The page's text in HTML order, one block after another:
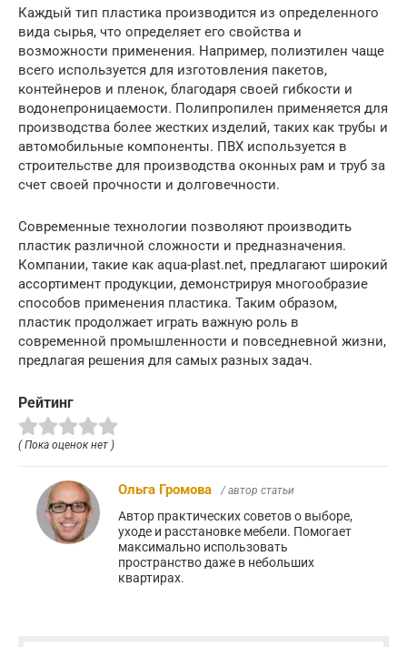
Каждый тип пластика производится из определенного
вида сырья, что определяет его свойства и
возможности применения. Например, полиэтилен чаще
всего используется для изготовления пакетов,
контейнеров и пленок, благодаря своей гибкости и
водонепроницаемости. Полипропилен применяется для
производства более жестких изделий, таких как трубы и
автомобильные компоненты. ПВХ используется в
строительстве для производства оконных рам и труб за
счет своей прочности и долговечности.
Современные технологии позволяют производить
пластик различной сложности и предназначения.
Компании, такие как aqua-plast.net, предлагают широкий
ассортимент продукции, демонстрируя многообразие
способов применения пластика. Таким образом,
пластик продолжает играть важную роль в
современной промышленности и повседневной жизни,
предлагая решения для самых разных задач.
Рейтинг
( Пока оценок нет )
Ольга Громова / автор статьи
Автор практических советов о выборе,
уходе и расстановке мебели. Помогает
максимально использовать
пространство даже в небольших
квартирах.